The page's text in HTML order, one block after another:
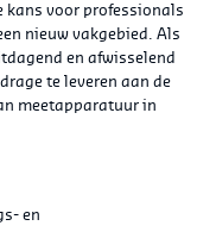
kans voor professionals
nieuw vakgebied. Als
en afwisselend
te leveren aan de
meetapparatuur in
en